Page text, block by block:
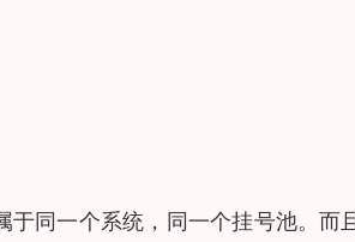
同一个系统，同一个挂号池。而